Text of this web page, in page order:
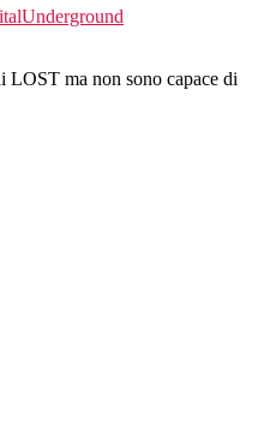
LOST ma non sono capace di